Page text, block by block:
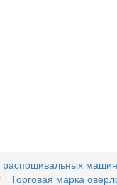
распошивальных машин
Торговая марка